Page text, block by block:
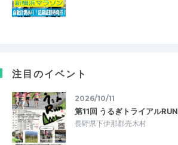
注目のイベント
2026/10/11
第11回 うるぎトライアルRUN
長野県下伊那郡売木村